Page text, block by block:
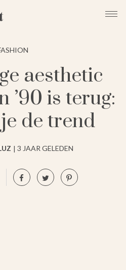
aesthetic
’90 is terug:
de trend
3 JAAR GELEDEN